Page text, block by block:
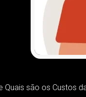
Quais são os Custos